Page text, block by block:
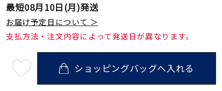
在庫
最短08月10日(月)発送
お届け予定日について ＞
支払方法・注文内容によって発送日が異なります。
08
ショッピングバッグへ入れる